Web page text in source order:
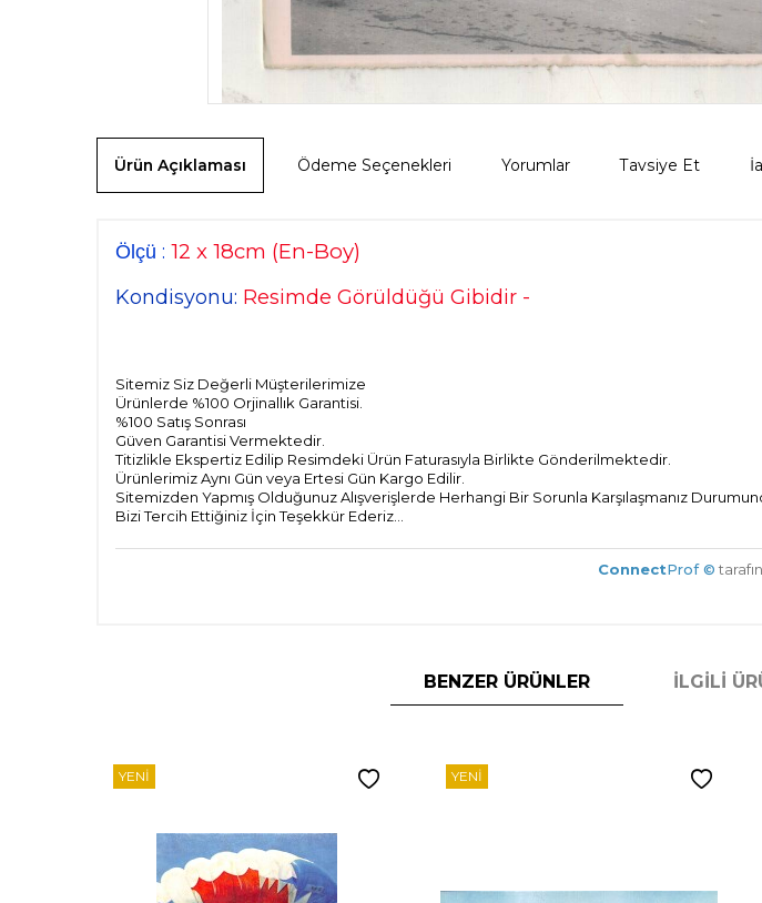
Ürün Açıklaması Ödeme Seçenekleri Yorumlar Tavsiye Et
Ölçü : 12 x 18cm (En-Boy)
Kondisyonu: Resimde Görüldüğü Gibidir -
Sitemiz Siz Değerli Müşterilerimize
Ürünlerde %100 Orjinallık Garantisi.
%100 Satış Sonrası
Güven Garantisi Vermektedir.
Titizlikle Ekspertiz Edilip Resimdeki Ürün Faturasıyla Birlikte Gönderilmektedir.
Ürünlerimiz Aynı Gün veya Ertesi Gün Kargo Edilir.
Sitemizden Yapmış Olduğunuz Alışverişlerde Herhangi Bir Sorunla Karşılaşmanız
Bizi Tercih Ettiğiniz İçin Teşekkür Ederiz...
ConnectProf ©
BENZER ÜRÜNLER İLGILI
YENI YENI